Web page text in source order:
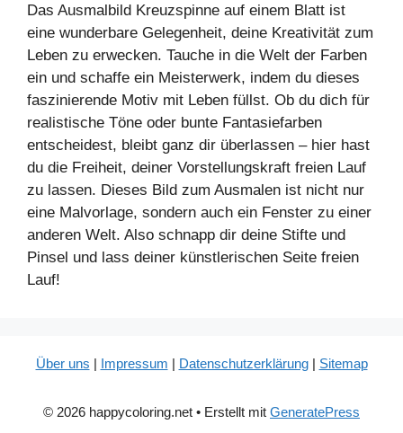
Das Ausmalbild Kreuzspinne auf einem Blatt ist
eine wunderbare Gelegenheit, deine Kreativität zum
Leben zu erwecken. Tauche in die Welt der Farben
ein und schaffe ein Meisterwerk, indem du dieses
faszinierende Motiv mit Leben füllst. Ob du dich für
realistische Töne oder bunte Fantasiefarben
entscheidest, bleibt ganz dir überlassen – hier hast
du die Freiheit, deiner Vorstellungskraft freien Lauf
zu lassen. Dieses Bild zum Ausmalen ist nicht nur
eine Malvorlage, sondern auch ein Fenster zu einer
anderen Welt. Also schnapp dir deine Stifte und
Pinsel und lass deiner künstlerischen Seite freien
Lauf!
Über uns | Impressum | Datenschutzerklärung| Sitemap
© 2026 happycoloring.net • Erstellt mit GeneratePress